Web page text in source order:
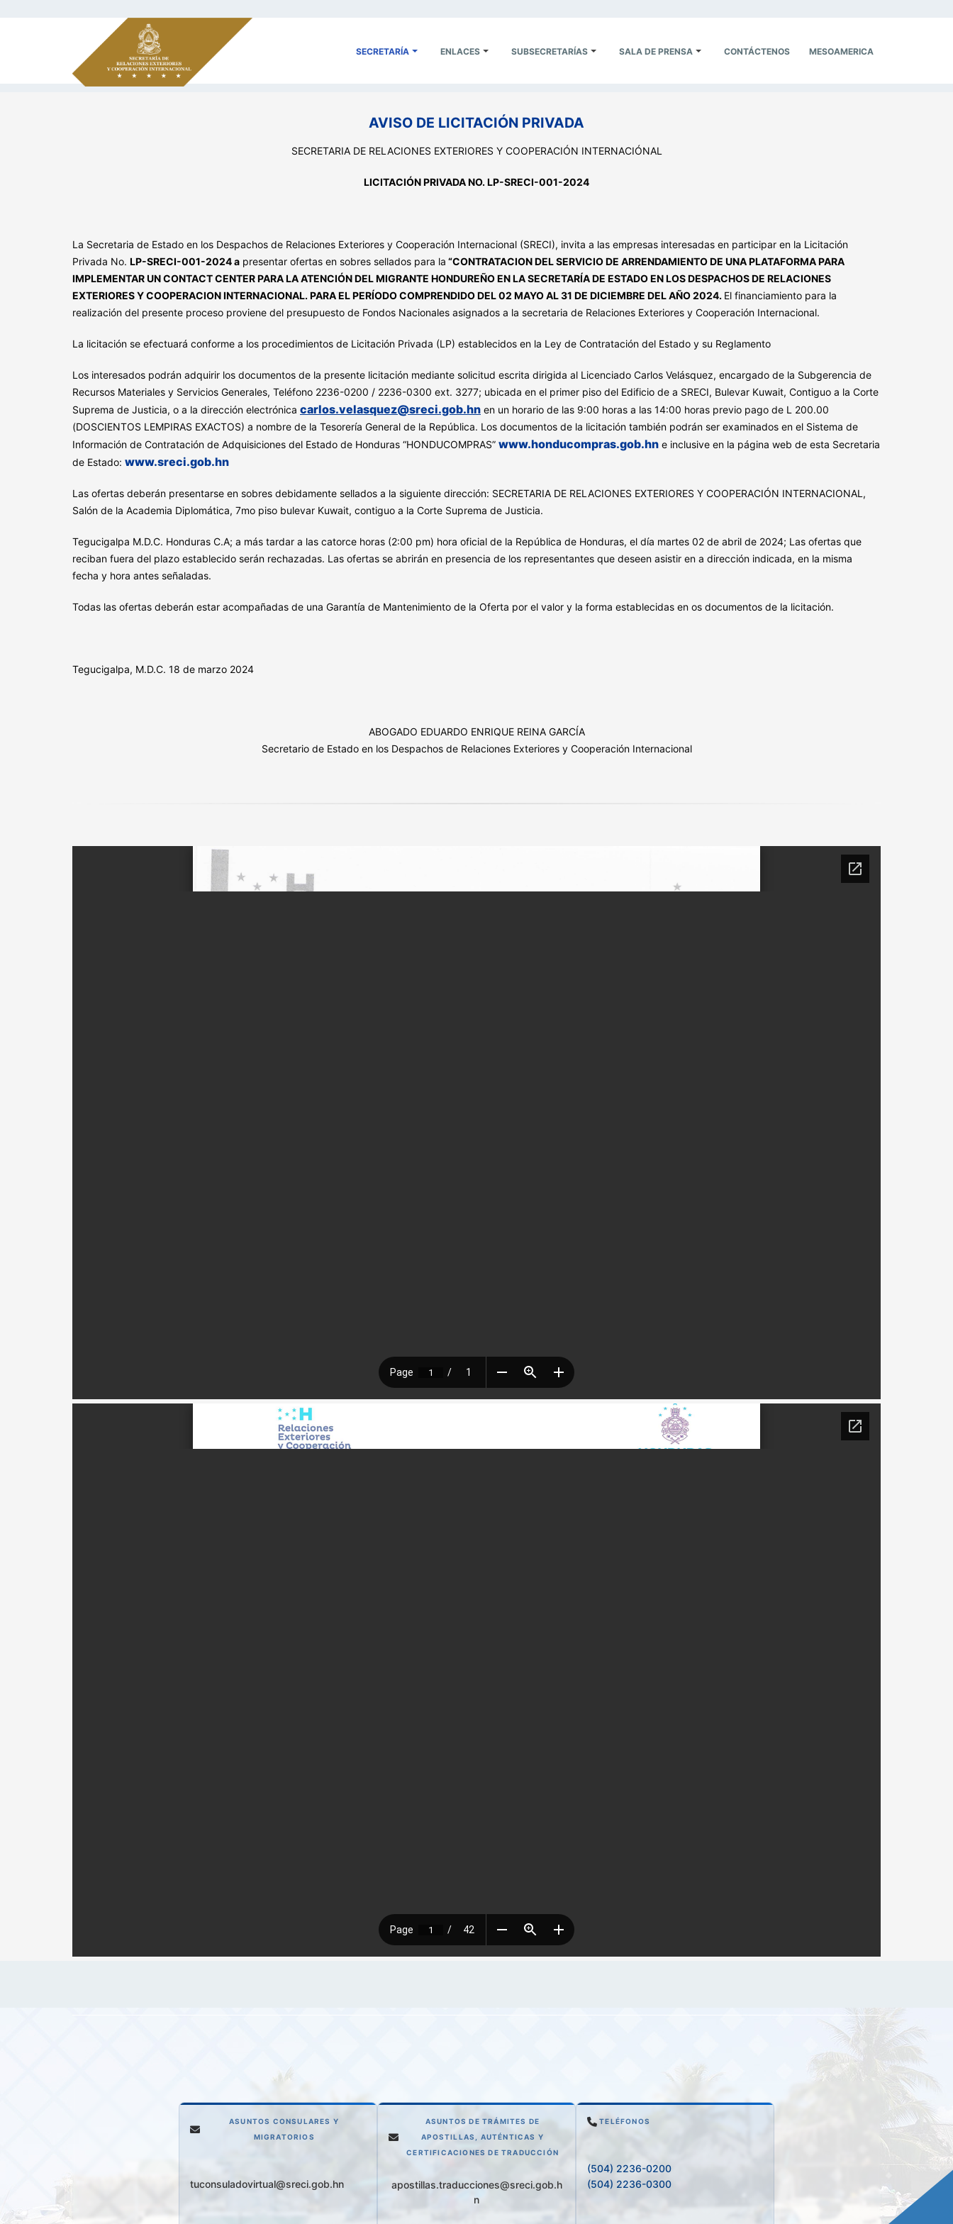
SECRETARÍA ENLACES SUBSECRETARÍAS SALA DE PRENSA CONTÁCTENOS MESOAMERICA
AVISO DE LICITACIÓN PRIVADA
SECRETARIA DE RELACIONES EXTERIORES Y COOPERACIÓN INTERNACIÓNAL
LICITACIÓN PRIVADA NO. LP-SRECI-001-2024
La Secretaria de Estado en los Despachos de Relaciones Exteriores y Cooperación Internacional (SRECI), invita a las empresas interesadas en participar en la Licitación
Privada No. LP-SRECI-001-2024 a presentar ofertas en sobres sellados para la “CONTRATACION DEL SERVICIO DE ARRENDAMIENTO DE UNA PLATAFORMA PARA
IMPLEMENTAR UN CONTACT CENTER PARA LA ATENCIÓN DEL MIGRANTE HONDUREÑO EN LA SECRETARÍA DE ESTADO EN LOS DESPACHOS DE RELACIONES
EXTERIORES Y COOPERACION INTERNACIONAL. PARA EL PERÍODO COMPRENDIDO DEL 02 MAYO AL 31 DE DICIEMBRE DEL AÑO 2024. El financiamiento para la
realización del presente proceso proviene del presupuesto de Fondos Nacionales asignados a la secretaria de Relaciones Exteriores y Cooperación Internacional.
La licitación se efectuará conforme a los procedimientos de Licitación Privada (LP) establecidos en la Ley de Contratación del Estado y su Reglamento
Los interesados podrán adquirir los documentos de la presente licitación mediante solicitud escrita dirigida al Licenciado Carlos Velásquez, encargado de la Subgerencia de
Recursos Materiales y Servicios Generales, Teléfono 2236-0200 / 2236-0300 ext. 3277; ubicada en el primer piso del Edificio de a SRECI, Bulevar Kuwait, Contiguo a la Corte
Suprema de Justicia, o a la dirección electrónica carlos.velasquez@sreci.gob.hn en un horario de las 9:00 horas a las 14:00 horas previo pago de L 200.00
(DOSCIENTOS LEMPIRAS EXACTOS) a nombre de la Tesorería General de la República. Los documentos de la licitación también podrán ser examinados en el Sistema de
Información de Contratación de Adquisiciones del Estado de Honduras “HONDUCOMPRAS” www.honducompras.gob.hn e inclusive en la página web de esta Secretaria
de Estado: www.sreci.gob.hn
Las ofertas deberán presentarse en sobres debidamente sellados a la siguiente dirección: SECRETARIA DE RELACIONES EXTERIORES Y COOPERACIÓN INTERNACIONAL,
Salón de la Academia Diplomática, 7mo piso bulevar Kuwait, contiguo a la Corte Suprema de Justicia.
Tegucigalpa M.D.C. Honduras C.A; a más tardar a las catorce horas (2:00 pm) hora oficial de la República de Honduras, el día martes 02 de abril de 2024; Las ofertas que
reciban fuera del plazo establecido serán rechazadas. Las ofertas se abrirán en presencia de los representantes que deseen asistir en a dirección indicada, en la misma
fecha y hora antes señaladas.
Todas las ofertas deberán estar acompañadas de una Garantía de Mantenimiento de la Oferta por el valor y la forma establecidas en os documentos de la licitación.
Tegucigalpa, M.D.C. 18 de marzo 2024
ABOGADO EDUARDO ENRIQUE REINA GARCÍA
Secretario de Estado en los Despachos de Relaciones Exteriores y Cooperación Internacional
ASUNTOS CONSULARES Y
MIGRATORIOS
tuconsuladovirtual@sreci.gob.hn
ASUNTOS DE TRÁMITES DE
APOSTILLAS, AUTÉNTICAS Y
CERTIFICACIONES DE TRADUCCIÓN
apostillas.traducciones@sreci.gob.h
n
TELÉFONOS
(504) 2236-0200
(504) 2236-0300